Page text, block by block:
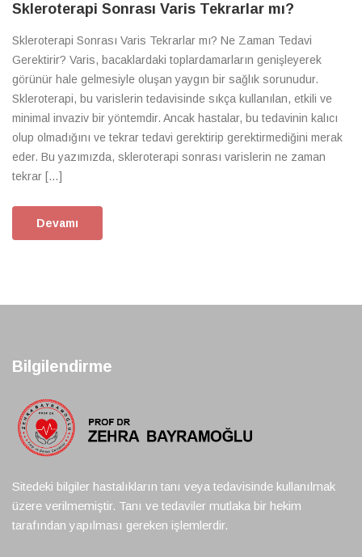
Skleroterapi Sonrası Varis Tekrarlar mı?
Skleroterapi Sonrası Varis Tekrarlar mı? Ne Zaman Tedavi
Gerektirir? Varis, bacaklardaki toplardamarların genişleyerek
görünür hale gelmesiyle oluşan yaygın bir sağlık sorunudur.
Skleroterapi, bu varislerin tedavisinde sıkça kullanılan, etkili ve
minimal invaziv bir yöntemdir. Ancak hastalar, bu tedavinin kalıcı
olup olmadığını ve tekrar tedavi gerektirip gerektirmediğini merak
eder. Bu yazımızda, skleroterapi sonrası varislerin ne zaman
tekrar […]
Devamı
Bilgilendirme
Sitedeki bilgiler hastalıkların tanı veya tedavisinde kullanılmak
üzere verilmemiştir. Tanı ve tedaviler mutlaka bir hekim
tarafından yapılması gereken işlemlerdir.